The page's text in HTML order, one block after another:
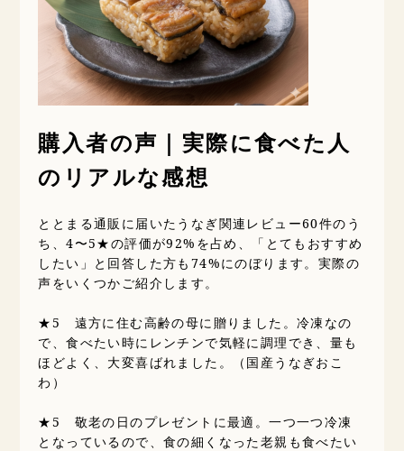
購入者の声｜実際に食べた人
のリアルな感想
ととまる通販に届いたうなぎ関連レビュー60件のう
ち、4〜5★の評価が92%を占め、「とてもおすすめ
したい」と回答した方も74%にのぼります。実際の
声をいくつかご紹介します。
★5 遠方に住む高齢の母に贈りました。冷凍なの
で、食べたい時にレンチンで気軽に調理でき、量も
ほどよく、大変喜ばれました。（国産うなぎおこ
わ）
★5 敬老の日のプレゼントに最適。一つ一つ冷凍
となっているので、食の細くなった老親も食べたい